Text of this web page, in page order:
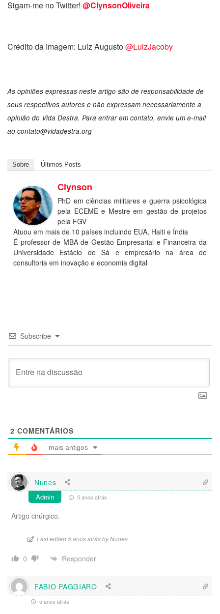
Sigam-me no Twitter! @ClynsonOliveira
Crédito da Imagem: Luiz Augusto@LuizJacoby
As opiniões expressas neste artigo são de responsabilidade de
seus respectivos autores e não expressam necessariamente a
opinião do Vida Destra. Para entrar em contato, envie um e-mail
ao contato@vidadestra.org
Sobre Últimos Posts
Clynson
PhD em ciências militares e guerra psicológica
pela ECEME e Mestre em gestão de projetos
pela FGV
Atuou em mais de 10 países incluindo EUA, Haiti e Índia
É professor de MBA de Gestão Empresarial e Financeira da
Universidade Estácio de Sá e empresário na área de
consultoria em inovação e economia digital
Subscribe
2 COMENTÁRIOS
mais antigos
Nunes
Admin 5 anos atrás
Artigo cirúrgico.
Last edited 5 anos atrás by Nunes
0 Responder
FABIO PAGGIARO
5 anos atrás